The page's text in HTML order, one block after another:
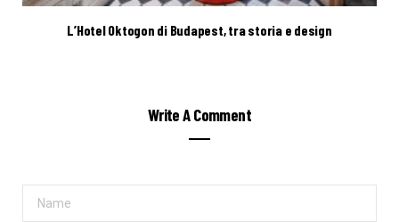
L’Hotel Oktogon di Budapest, tra storia e design
Write A Comment